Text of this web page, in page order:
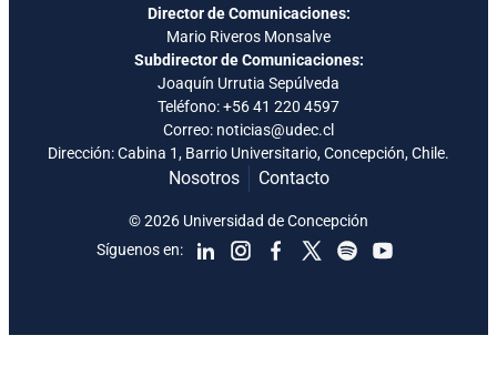
Director de Comunicaciones:
Mario Riveros Monsalve
Subdirector de Comunicaciones:
Joaquín Urrutia Sepúlveda
Teléfono:+56 41 220 4597
Correo: noticias@udec.cl
Dirección: Cabina 1, Barrio Universitario, Concepción, Chile.
Nosotros Contacto
Síguenos en:
© 2026 Universidad de Concepción